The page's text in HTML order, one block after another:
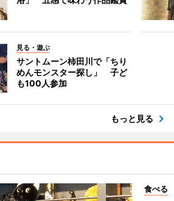
見る・遊ぶ
サントムーン柿田川で「ちり
めんモンスター探し」 子ど
も100人参加
もっと見る
食べる